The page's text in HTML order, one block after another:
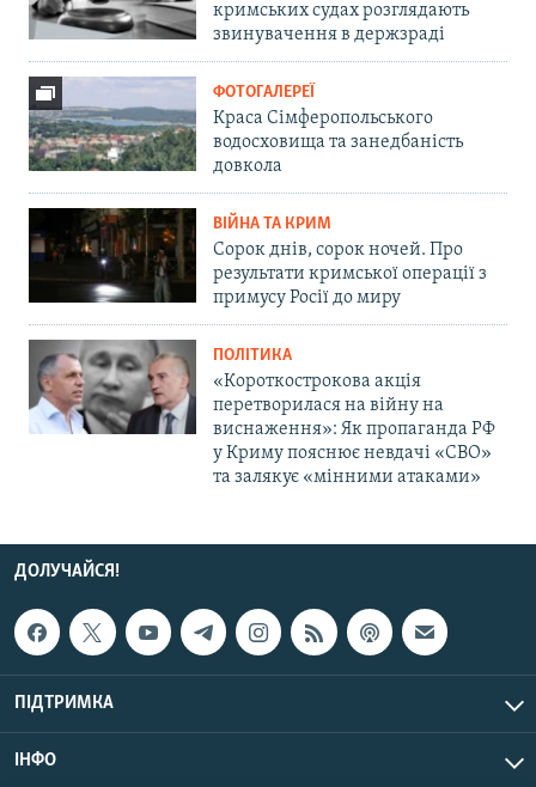
кримських судах розглядають
звинувачення в держзраді
ФОТОГАЛЕРЕЇ
Краса Сімферопольського
водосховища та занедбаність
довкола
ВІЙНА ТА КРИМ
Сорок днів, сорок ночей. Про
результати кримської операції з
примусу Росії до миру
ПОЛІТИКА
«Короткострокова акція
перетворилася на війну на
виснаження»: Як пропаганда РФ
у Криму пояснює невдачі «СВО»
та залякує «мінними атаками»
ДОЛУЧАЙСЯ!
ПІДТРИМКА
ІНФО